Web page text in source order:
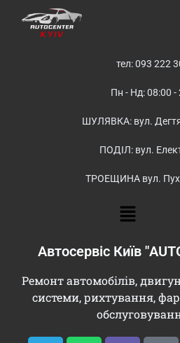
тел: 093 222
Пн - Нд: 08:00 -
ШУЛЯВКА: вул.
ПОДІЛ: вул.
ТРОЕЩИНА вул.
Автосервіс Київ
Ремонт автомобілів,
системи, рихтування,